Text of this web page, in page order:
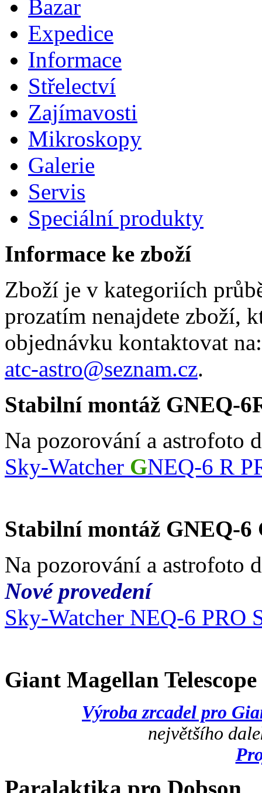
Bazar
Expedice
Informace
Střelectví
Zajímavosti
Mikroskopy
Galerie
Servis
Speciální produkty
Informace ke zboží
Zboží je v kategoriích
prozatím nenajdete zboží,
objednávku kontaktovat na:
atc-astro@seznam.cz.
Stabilní montáž GNEQ-
Na pozorování a astrofoto
Sky-Watcher GNEQ-6 R
Stabilní montáž GNEQ-6
Na pozorování a astrofoto
Nové provedení
Sky-Watcher NEQ-6 PRO
Giant Magellan
Výroba zrcadel pro
největšího
Paralaktika pro Dobson